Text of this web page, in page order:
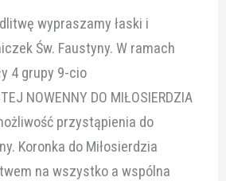
wypraszamy łaski i
Św. Faustyny. W ramach
4 grupy 9-cio
NOWENNY DO MIŁOSIERDZIA
przystąpienia do
Koronka do Miłosierdzia
na wszystko a wspólna